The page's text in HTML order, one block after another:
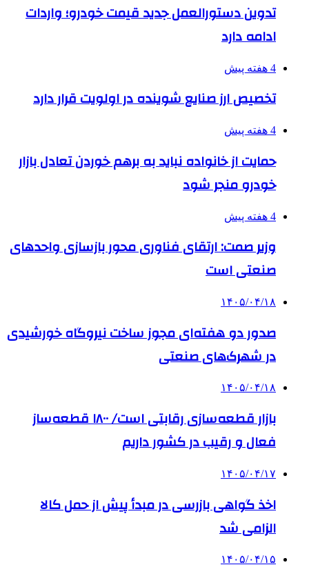
تدوین دستورالعمل جدید قیمت خودرو؛ واردات
ادامه دارد
4 هفته پیش
تخصیص ارز صنایع شوینده در اولویت قرار دارد
4 هفته پیش
حمایت از خانواده نباید به برهم خوردن تعادل بازار
خودرو منجر شود
4 هفته پیش
وزیر صمت: ارتقای فناوری محور بازسازی واحدهای
صنعتی است
۱۴۰۵/۰۴/۱۸
صدور دو هفته‌ای مجوز ساخت نیروگاه خورشیدی
در شهرک‌های صنعتی
۱۴۰۵/۰۴/۱۸
بازار قطعه‌سازی رقابتی است/ ۱۸۰۰ قطعه‌ساز
فعال و رقیب در کشور داریم
۱۴۰۵/۰۴/۱۷
اخذ گواهی بازرسی در مبدأ پیش از حمل کالا
الزامی شد
۱۴۰۵/۰۴/۱۵